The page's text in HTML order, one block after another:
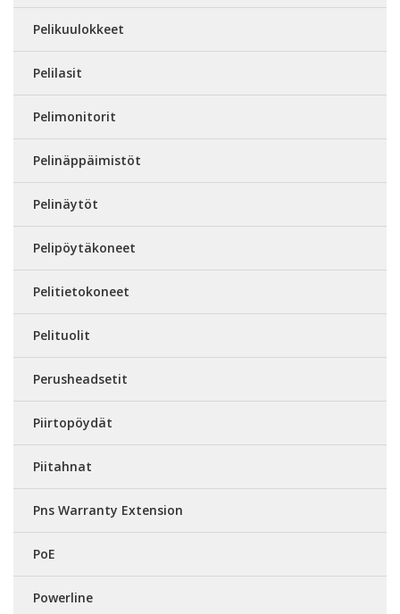
Pelikuulokkeet
Pelilasit
Pelimonitorit
Pelinäppäimistöt
Pelinäytöt
Pelipöytäkoneet
Pelitietokoneet
Pelituolit
Perusheadsetit
Piirtopöydät
Piitahnat
Pns Warranty Extension
PoE
Powerline